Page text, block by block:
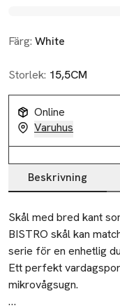
Färg: White
Storlek: 15,5CM
Online
Varuhus
Beskrivning
Beskrivning
Skål med bred kant
BISTRO skål kan
serie för en enhetlig
Ett perfekt
mikrovågsugn.